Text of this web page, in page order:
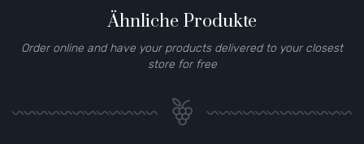
Ähnliche Produkte
Order online and have your products delivered to your closest
store for free